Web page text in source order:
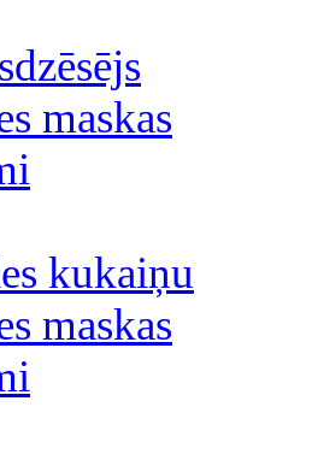
maskas
kukaiņu
maskas